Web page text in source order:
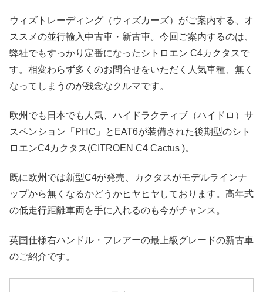
ウィズトレーディング（ウィズカーズ）がご案内する、オ
ススメの並行輸入中古車・新古車。今回ご案内するのは、
弊社でもすっかり定番になったシトロエン C4カクタスで
す。相変わらず多くのお問合せをいただく人気車種、無く
なってしまうのが残念なクルマです。
欧州でも日本でも人気、ハイドラクティブ（ハイドロ）サ
スペンション「PHC」とEAT6が装備された後期型のシト
ロエンC4カクタス(CITROEN C4 Cactus )。
既に欧州では新型C4が発売、カクタスがモデルラインナ
ップから無くなるかどうかヒヤヒヤしております。高年式
の低走行距離車両を手に入れるのも今がチャンス。
英国仕様右ハンドル・フレアーの最上級グレードの新古車
のご紹介です。